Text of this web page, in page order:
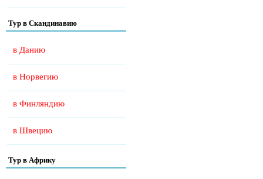
Тур в Скандинавию
в Данию
в Норвегию
в Финляндию
в Швецию
Тур в Африку